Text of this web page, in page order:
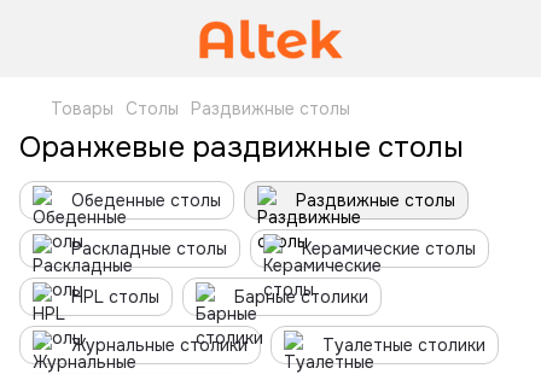
Товары Столы Раздвижные столы
Оранжевые раздвижные столы
Обеденные столы Раздвижные столы
Раскладные столы Керамические столы
HPL столы Барные столики
Журнальные столики Туалетные столики